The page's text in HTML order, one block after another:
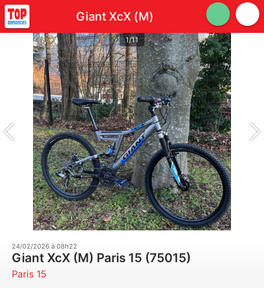
Giant XcX (M)
1/11
24/02/2026 à 08h22
Giant XcX (M) Paris 15 (75015)
Paris 15